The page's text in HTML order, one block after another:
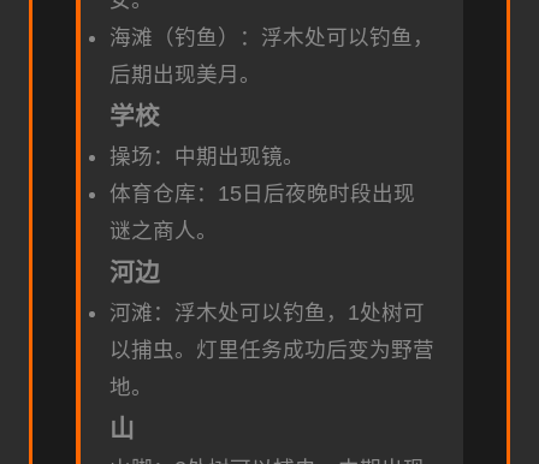
海滩（钓鱼）：浮木处可以钓鱼，
后期出现美月。
学校
操场：中期出现镜。
体育仓库：15日后夜晚时段出现
谜之商人。
河边
河滩：浮木处可以钓鱼，1处树可
以捕虫。灯里任务成功后变为野营
地。
山